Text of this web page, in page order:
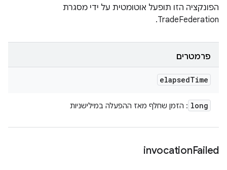
הפונקציה הזו תופעל אוטומטית על ידי מסגרת
TradeFederation.
פרמטרים
elapsedTime
long : הזמן שחלף מאז ההפעלה במילישניות
invocationFailed